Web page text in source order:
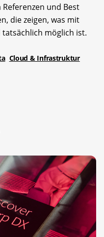
und Best
die zeigen, was mit
möglich ist.
Cloud & Infrastruktur